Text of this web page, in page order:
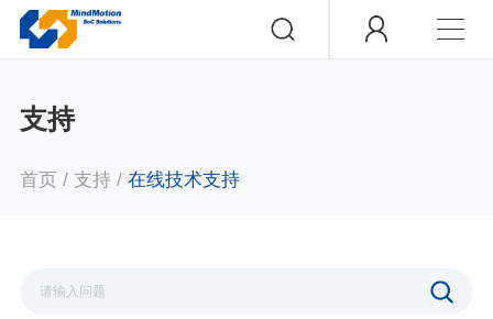
支持
首页 / 支持 / 在线技术支持